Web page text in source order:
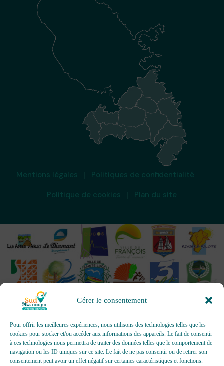
Gérer le consentement
Pour offrir les meilleures expériences, nous utilisons des technologies telles que les
cookies pour stocker et/ou accéder aux informations des appareils. Le fait de consentir
à ces technologies nous permettra de traiter des données telles que le comportement de
navigation ou les ID uniques sur ce site. Le fait de ne pas consentir ou de retirer son
consentement peut avoir un effet négatif sur certaines caractéristiques et fonctions.
Mentions légales
Politiques de confidentialité
Politique de cookies
Plan du site
OFFICES DE TOURISME - Pour les activités d’accueil,
d’information, de promotion/communication, de création et gestion